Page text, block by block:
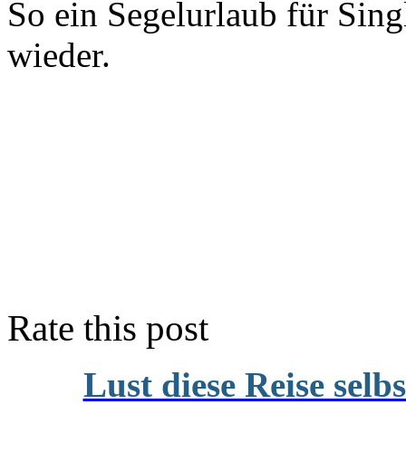
So ein Segelurlaub für
wieder.
Rate this post
Lust diese Reise